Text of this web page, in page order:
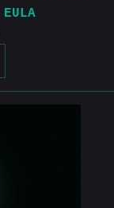
EULA